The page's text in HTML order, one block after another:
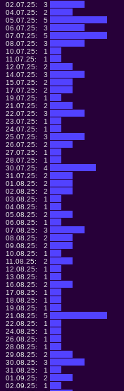
02.07.25:
3
04.07.25:
2
05.07.25:
5
06.07.25:
3
07.07.25:
5
08.07.25:
3
10.07.25:
1
11.07.25:
1
12.07.25:
2
14.07.25:
3
15.07.25:
2
17.07.25:
2
19.07.25:
1
21.07.25:
2
22.07.25:
3
23.07.25:
1
24.07.25:
1
25.07.25:
3
26.07.25:
2
27.07.25:
1
28.07.25:
1
30.07.25:
4
31.07.25:
2
01.08.25:
2
02.08.25:
2
03.08.25:
1
04.08.25:
1
05.08.25:
2
06.08.25:
1
07.08.25:
3
08.08.25:
2
09.08.25:
2
10.08.25:
1
11.08.25:
2
12.08.25:
1
13.08.25:
1
16.08.25:
2
17.08.25:
1
18.08.25:
1
19.08.25:
1
21.08.25:
5
22.08.25:
1
24.08.25:
1
26.08.25:
1
28.08.25:
1
29.08.25:
2
30.08.25:
3
31.08.25:
1
01.09.25:
2
02.09.25:
1